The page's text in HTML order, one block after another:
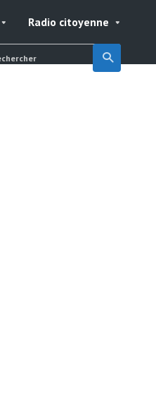
Radio citoyenne